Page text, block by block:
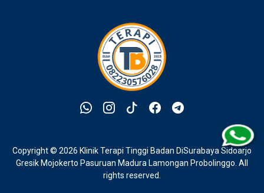
Copyright © 2026 Klinik Terapi Tinggi Badan DiSurabaya Sidoarjo
Gresik Mojokerto Pasuruan Madura Lamongan Probolinggo . All
rights reserved.